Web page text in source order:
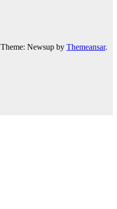
Theme: Newsup by Themeansar.